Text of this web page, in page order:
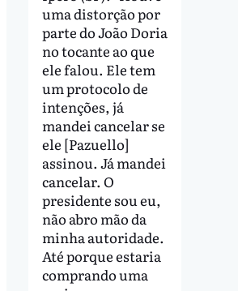
uma distorção por
parte do João Doria
no tocante ao que
ele falou. Ele tem
um protocolo de
intenções, já
mandei cancelar se
ele [Pazuello]
assinou. Já mandei
cancelar. O
presidente sou eu,
não abro mão da
minha autoridade.
Até porque estaria
comprando uma